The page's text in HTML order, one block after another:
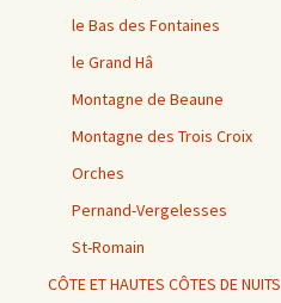
le Bas des Fontaines
le Grand Hâ
Montagne de Beaune
Montagne des Trois Croix
Orches
Pernand-Vergelesses
St-Romain
CÔTE ET HAUTES CÔTES DE NUITS